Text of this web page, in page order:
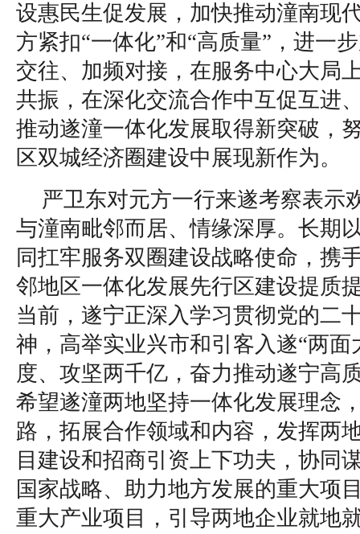
设惠民生促发展，加快推动潼南现
方紧扣“一体化”和“高质量”，进一
交往、加频对接，在服务中心大局
共振，在深化交流合作中互促互进
推动遂潼一体化发展取得新突破，
区双城经济圈建设中展现新作为。
严卫东对元方一行来遂考察表示
与潼南毗邻而居、情缘深厚。长期
同扛牢服务双圈建设战略使命，携
邻地区一体化发展先行区建设提质
当前，遂宁正深入学习贯彻党的二
神，高举实业兴市和引客入遂“两面
度、攻坚两千亿，奋力推动遂宁高
希望遂潼两地坚持一体化发展理念
路，拓展合作领域和内容，发挥两
目建设和招商引资上下功夫，协同
国家战略、助力地方发展的重大项
重大产业项目，引导两地企业就地